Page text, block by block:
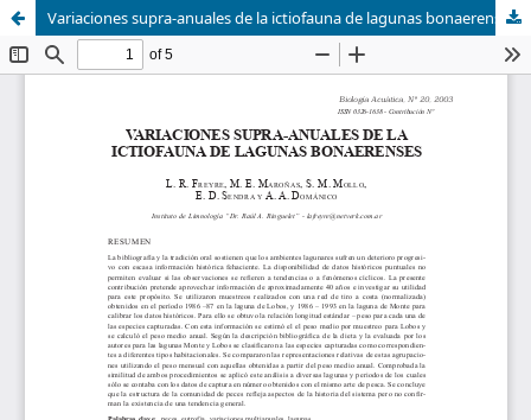
Variaciones supra-anuales de la ictiofauna de lagunas bonaerenses